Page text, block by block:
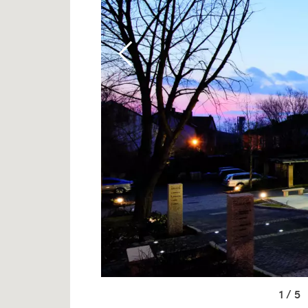
1 / 5